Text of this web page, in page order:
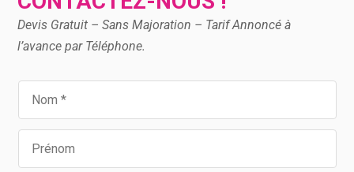
Devis Gratuit – Sans Majoration – Tarif Annoncé à
l’avance par Téléphone.